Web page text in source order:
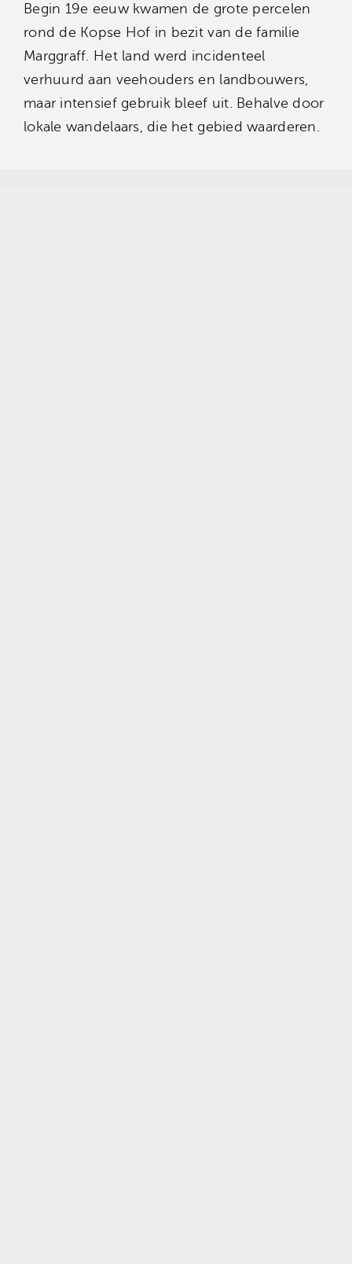
Begin 19e eeuw kwamen de grote percelen
rond de Kopse Hof in bezit van de familie
Marggraff. Het land werd incidenteel
verhuurd aan veehouders en landbouwers,
maar intensief gebruik bleef uit. Behalve door
lokale wandelaars, die het gebied waarderen.